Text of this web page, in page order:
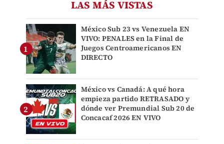
LAS MÁS VISTAS
México Sub 23 vs Venezuela EN
VIVO: PENALES en la Final de
Juegos Centroamericanos EN
DIRECTO
México vs Canadá: A qué hora
empieza partido RETRASADO y
dónde ver Premundial Sub 20 de
Concacaf 2026 EN VIVO